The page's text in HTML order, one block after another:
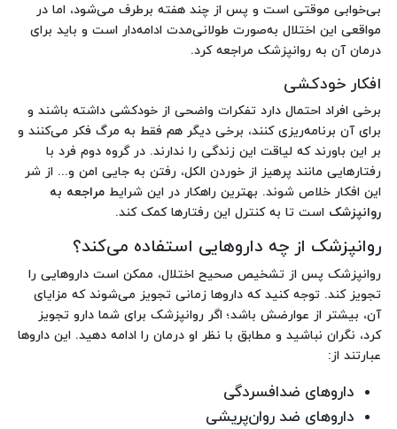
بی‌خوابی موقتی است و پس از چند هفته برطرف می‌شود، اما در
مواقعی این اختلال به‌صورت طولانی‌مدت ادامه‌دار است و باید برای
درمان آن به روانپزشک مراجعه کرد.
افکار خودکشی
برخی افراد احتمال دارد تفکرات واضحی از خودکشی داشته باشند و
برای آن برنامه‌ریزی کنند، برخی دیگر هم فقط به مرگ فکر می‌کنند و
بر این باورند که لیاقت این زندگی را ندارند. در گروه دوم فرد با
رفتارهایی مانند پرهیز از خوردن الکل، رفتن به جایی امن و... از شر
این افکار خلاص شوند. بهترین راهکار در این شرایط مراجعه به
روانپزشک است تا به کنترل این رفتارها کمک کند.
روانپزشک از چه داروهایی استفاده می‌کند؟
روانپزشک پس از تشخیص صحیح اختلال، ممکن است داروهایی را
تجویز کند. توجه کنید که داروها زمانی تجویز می‌شوند که مزایای
آن، بیشتر از عوارضش باشد؛ اگر روانپزشک برای شما دارو تجویز
کرد، نگران نباشید و مطابق با نظر او درمان را ادامه دهید. این داروها
عبارتند از:
داروهای ضدافسردگی
داروهای ضد روان‌پریشی